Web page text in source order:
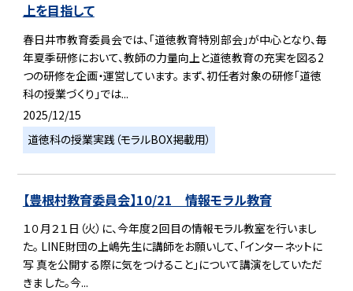
上を目指して
春日井市教育委員会では、「道徳教育特別部会」が中心となり、毎
年夏季研修において、教師の力量向上と道徳教育の充実を図る2
つの研修を企画・運営しています。 まず、初任者対象の研修「道徳
科の授業づくり」では...
2025/12/15
道徳科の授業実践（モラルBOX掲載用）
【豊根村教育委員会】10/21 情報モラル教育
１０月２１日（火）に、今年度２回目の情報モラル教室を行いまし
た。 LINE財団の上嶋先生に講師をお願いして、「インターネットに
写 真を公開する際に気をつけること」について講演をしていただ
きま した。今...